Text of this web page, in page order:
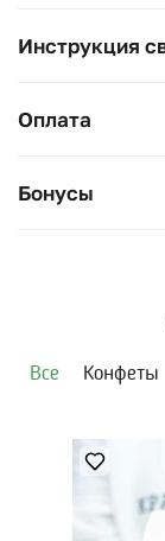
Инструкция
Оплата
Бонусы
Все Конфеты